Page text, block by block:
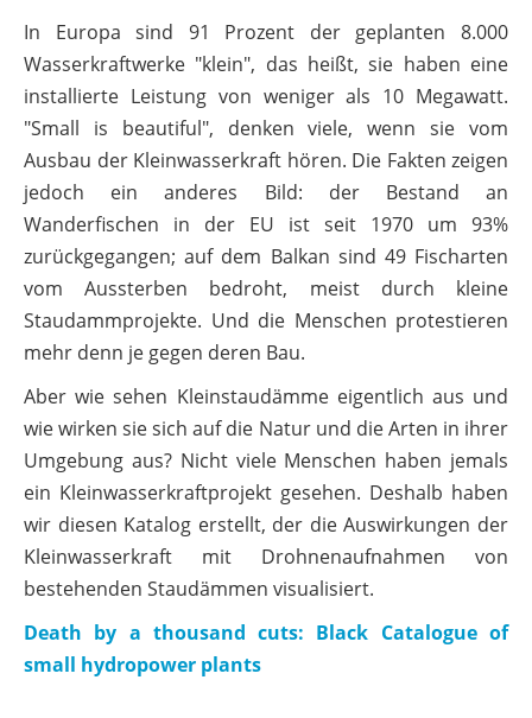
In Europa sind 91 Prozent der geplanten 8.000
Wasserkraftwerke "klein", das heißt, sie haben eine
installierte Leistung von weniger als 10 Megawatt.
"Small is beautiful", denken viele, wenn sie vom
Ausbau der Kleinwasserkraft hören. Die Fakten zeigen
jedoch ein anderes Bild: der Bestand an
Wanderfischen in der EU ist seit 1970 um 93%
zurückgegangen; auf dem Balkan sind 49 Fischarten
vom Aussterben bedroht, meist durch kleine
Staudammprojekte. Und die Menschen protestieren
mehr denn je gegen deren Bau.
Aber wie sehen Kleinstaudämme eigentlich aus und
wie wirken sie sich auf die Natur und die Arten in ihrer
Umgebung aus? Nicht viele Menschen haben jemals
ein Kleinwasserkraftprojekt gesehen. Deshalb haben
wir diesen Katalog erstellt, der die Auswirkungen der
Kleinwasserkraft mit Drohnenaufnahmen von
bestehenden Staudämmen visualisiert.
Death by a thousand cuts: Black Catalogue of
small hydropower plants